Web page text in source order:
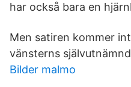
har också bara en
Men satiren kommer
vänsterns
Bilder malmo